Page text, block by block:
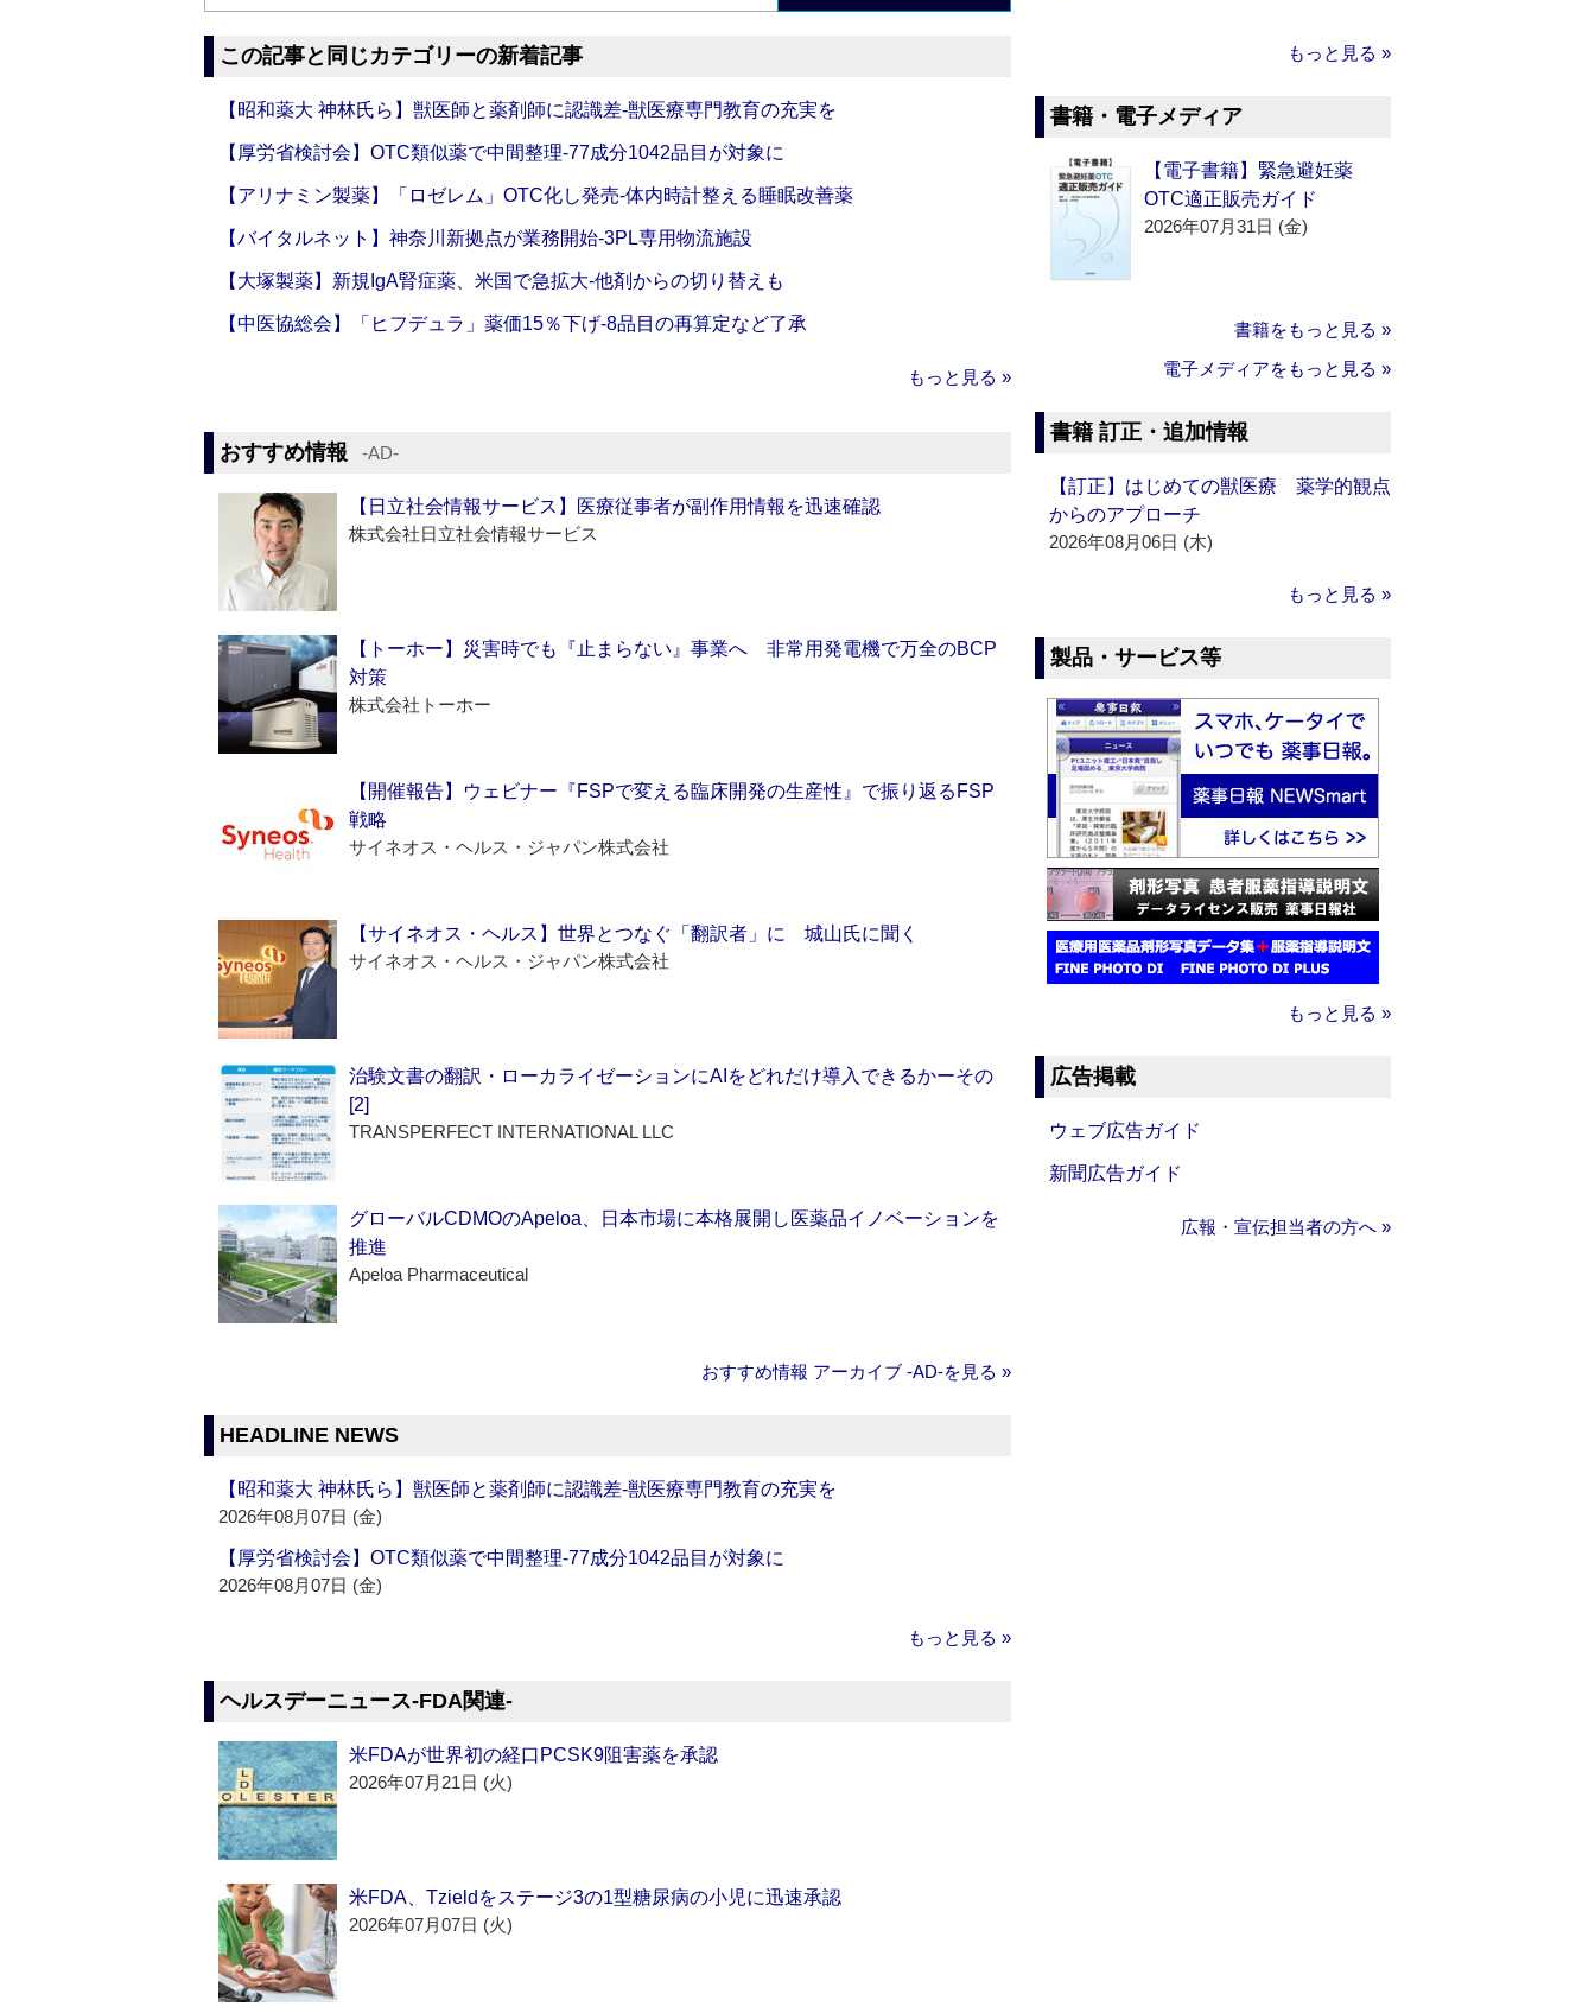
この記事と同じカテゴリーの新着記事
【昭和薬大 神林氏ら】獣医師と薬剤師に認識差‐獣医療専門教育の充実を
【厚労省検討会】OTC類似薬で中間整理‐77成分1042品目が対象に
【アリナミン製薬】「ロゼレム」OTC化し発売‐体内時計整える睡眠改善薬
【バイタルネット】神奈川新拠点が業務開始‐3PL専用物流施設
【大塚製薬】新規IgA腎症薬、米国で急拡大‐他剤からの切り替えも
【中医協総会】「ヒフデュラ」薬価15％下げ‐8品目の再算定など了承
もっと見る »
おすすめ情報 ‐AD‐
【日立社会情報サービス】医療従事者が副作用情報を迅速確認
株式会社日立社会情報サービス
【トーホー】災害時でも『止まらない』事業へ 非常用発電機で万全のBCP
対策
株式会社トーホー
【開催報告】ウェビナー『FSPで変える臨床開発の生産性』で振り返るFSP
戦略
サイネオス・ヘルス・ジャパン株式会社
【サイネオス・ヘルス】世界とつなぐ「翻訳者」に 城山氏に聞く
サイネオス・ヘルス・ジャパン株式会社
治験文書の翻訳・ローカライゼーションにAIをどれだけ導入できるかーその
[2]
TRANSPERFECT INTERNATIONAL LLC
グローバルCDMOのApeloa、日本市場に本格展開し医薬品イノベーションを
推進
Apeloa Pharmaceutical
おすすめ情報 アーカイブ ‐AD‐を見る »
HEADLINE NEWS
【昭和薬大 神林氏ら】獣医師と薬剤師に認識差‐獣医療専門教育の充実を
2026年08月07日 (金)
【厚労省検討会】OTC類似薬で中間整理‐77成分1042品目が対象に
2026年08月07日 (金)
もっと見る »
ヘルスデーニュース‐FDA関連‐
米FDAが世界初の経口PCSK9阻害薬を承認
2026年07月21日 (火)
米FDA、Tzieldをステージ3の1型糖尿病の小児に迅速承認
2026年07月07日 (火)
もっと見る »
書籍・電子メディア
【電子書籍】緊急避妊薬
OTC適正販売ガイド
2026年07月31日 (金)
書籍をもっと見る »
電子メディアをもっと見る »
書籍 訂正・追加情報
【訂正】はじめての獣医療 薬学的観点
からのアプローチ
2026年08月06日 (木)
もっと見る »
製品・サービス等
もっと見る »
広告掲載
ウェブ広告ガイド
新聞広告ガイド
広報・宣伝担当者の方へ »